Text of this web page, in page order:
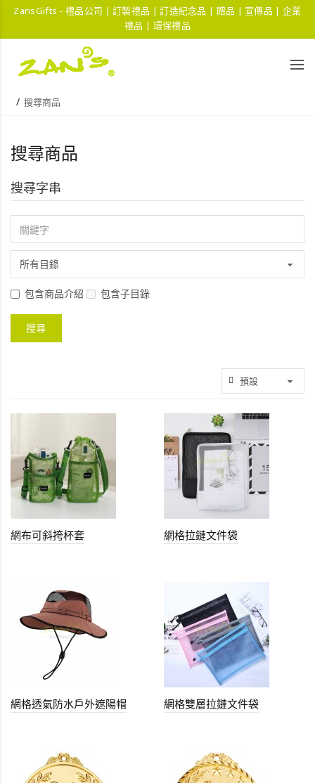
ZansGifts - 禮品公司 | 訂製禮品 | 訂造紀念品 | 贈品 | 宣傳品 | 企業
禮品 | 環保禮品
搜尋商品
搜尋商品
搜尋字串
包含商品介紹 包含子目錄
網布可斜挎杯套 網格拉鏈文件袋
網格透氣防水戶外遮陽帽 網格雙層拉鏈文件袋